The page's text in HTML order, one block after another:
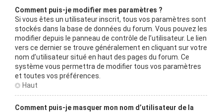
Comment puis-je modifier mes paramètres ?
Si vous êtes un utilisateur inscrit, tous vos paramètres sont
stockés dans la base de données du forum. Vous pouvez les
modifier depuis le panneau de contrôle de l’utilisateur. Le lien
vers ce dernier se trouve généralement en cliquant sur votre
nom d’utilisateur situé en haut des pages du forum. Ce
système vous permettra de modifier tous vos paramètres
et toutes vos préférences.
Haut
Comment puis-je masquer mon nom d’utilisateur de la